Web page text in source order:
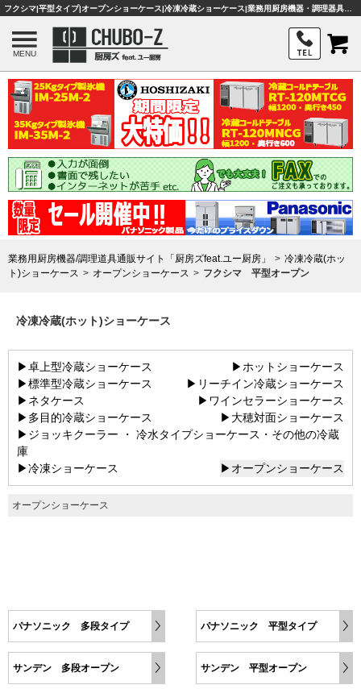
MENU
業務用厨房機器/調理道具通販サイト「厨房ズfeat.ユー厨房」
冷凍冷蔵(ホッ
ト)ショーケース
オープンショーケース フクシマ 平型オープン
冷凍冷蔵(ホット)ショーケース
▶卓上型冷蔵ショーケース
▶ホットショーケース
▶標準型冷蔵ショーケース
▶リーチイン冷蔵ショーケース
▶ネタケース
▶ワインセラーショーケース
▶多目的冷蔵ショーケース
▶大穂対面ショーケース
▶ジョッキクーラー ・ 冷水タイプショーケース・その他の冷蔵
庫
▶冷凍ショーケース
▶オープンショーケース
オープンショーケース
パナソニック 多段タイプ パナソニック 平型タイプ
サンデン 多段オープン サンデン 平型オープン